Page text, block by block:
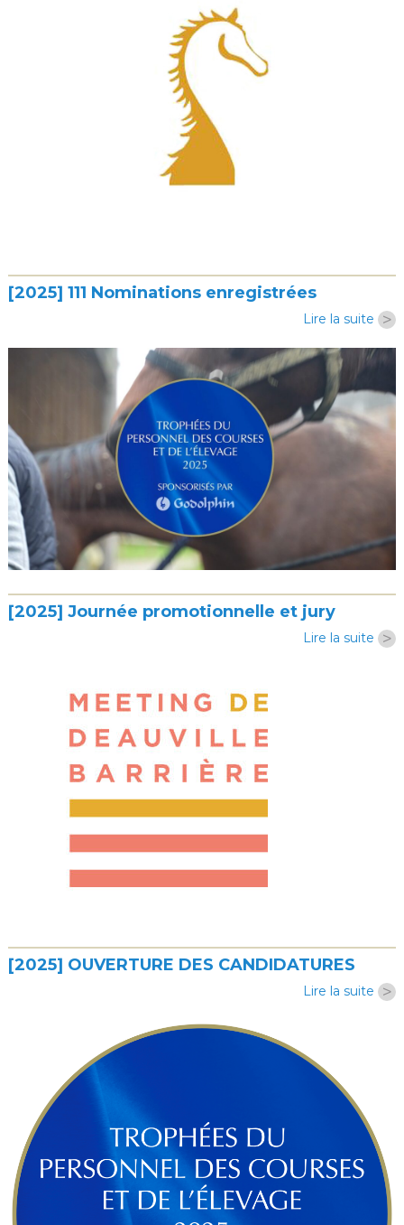
[2025] 111 Nominations enregistrées
Lire la suite >
[2025] Journée promotionnelle et jury
Lire la suite >
[2025] OUVERTURE DES CANDIDATURES
Lire la suite >